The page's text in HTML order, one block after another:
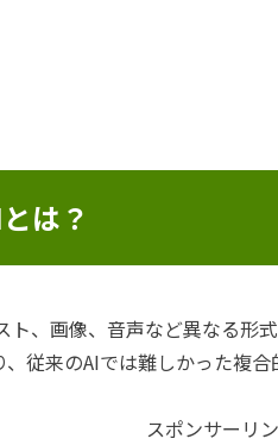
は？
ト、画像、音声など異なる形
従来のAIでは難しかった複合
スポンサーリ